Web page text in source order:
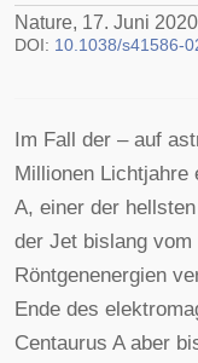
Nature, 17. Juni 2020
DOI: 10.1038/s41586-
Im Fall der – auf
Millionen Lichtjahre
A, einer der
der Jet bislang
Röntgenenergien
Ende des
Centaurus A aber